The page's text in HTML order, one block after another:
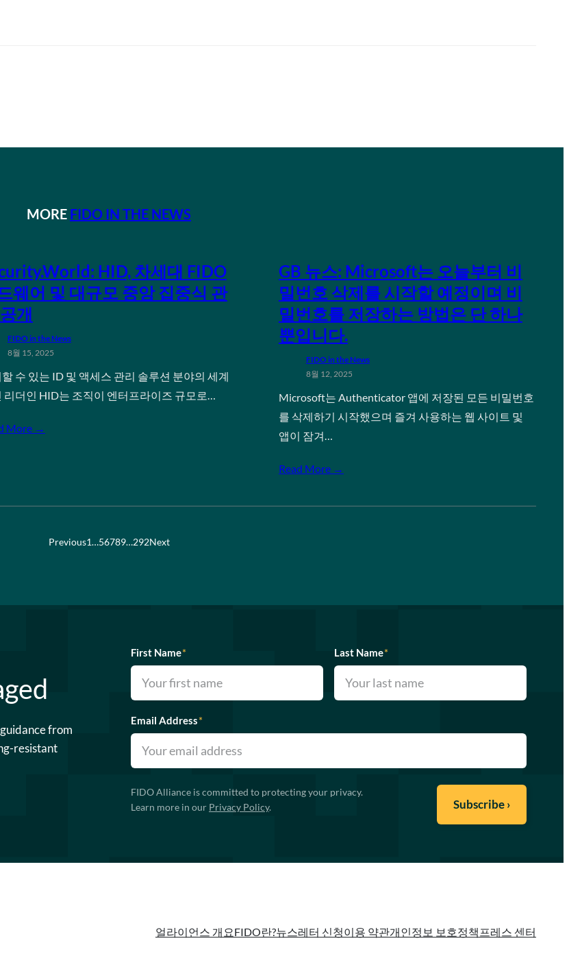
MORE FIDO IN THE NEWS
HID, 차세대 FIDO
웨어 및 대규모 중앙 집중식 관
개
FIDO in the News
8월 15, 2025
수 있는 ID 및 액세스 관리 솔루션 분야의 세계
리더인 HID는 조직이 엔터프라이즈 규모로…
More →
GB 뉴스: Microsoft는 오늘부터 비
밀번호 삭제를 시작할 예정이며 비
밀번호를 저장하는 방법은 단 하나
뿐입니다.
FIDO in the News
8월 12, 2025
Microsoft는 Authenticator 앱에 저장된 모든 비밀번호
를 삭제하기 시작했으며 즐겨 사용하는 웹 사이트 및
앱이 잠겨…
Read More →
Previous1…56789…292Next
from
resistant
First Name* Last Name*
Email Address*
FIDO Alliance is committed to protecting your privacy.
Learn more in our Privacy Policy.
얼라이언스 개요FIDO란?뉴스레터 신청이용 약관개인정보 보호정책 프레스 센터